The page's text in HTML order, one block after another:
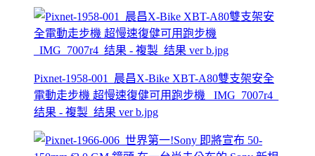
Pixnet-1958-001_晨昌X-Bike XBT-A80雙支架安全
電動走步機 超慢速復健可用跑步機 _IMG_7007r4_
结果 - 複製_结果 ver b.jpg